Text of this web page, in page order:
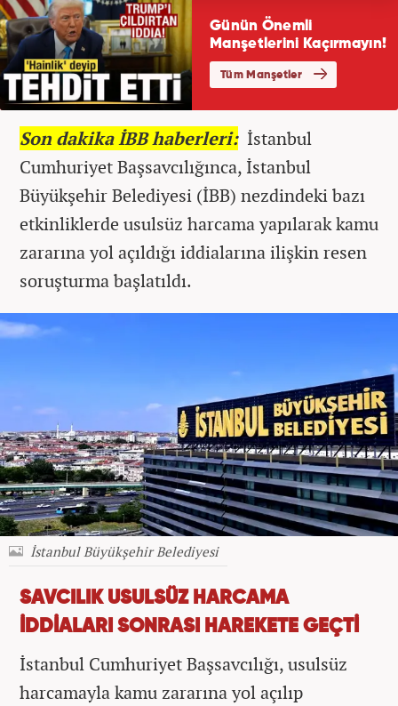
Son dakika İBB haberleri:İstanbul
Cumhuriyet Başsavcılığınca, İstanbul
Büyükşehir Belediyesi (İBB) nezdindeki bazı
etkinliklerde usulsüz harcama yapılarak kamu
zararına yol açıldığı iddialarına ilişkin resen
soruşturma başlatıldı.
İstanbul Büyükşehir Belediyesi
SAVCILIK USULSÜZ HARCAMA
İDDİALARI SONRASI HAREKETE GEÇTİ
İstanbul Cumhuriyet Başsavcılığı, usulsüz
harcamayla kamu zararına yol açılıp